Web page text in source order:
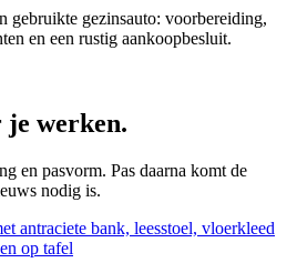
gebruikte gezinsauto: voorbereiding,
en een rustig aankoopbesluit.
je werken.
en pasvorm. Pas daarna komt de
nodig is.